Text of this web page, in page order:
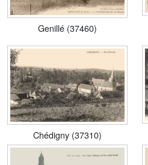
Genillé (37460)
Chédigny (37310)